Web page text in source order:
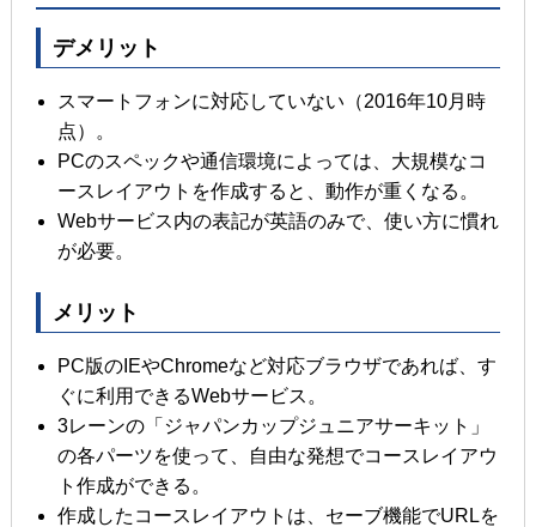
デメリット
スマートフォンに対応していない（2016年10月時
点）。
PCのスペックや通信環境によっては、大規模なコ
ースレイアウトを作成すると、動作が重くなる。
Webサービス内の表記が英語のみで、使い方に慣れ
が必要。
メリット
PC版のIEやChromeなど対応ブラウザであれば、す
ぐに利用できるWebサービス。
3レーンの「ジャパンカップジュニアサーキット」
の各パーツを使って、自由な発想でコースレイアウ
ト作成ができる。
作成したコースレイアウトは、セーブ機能でURLを